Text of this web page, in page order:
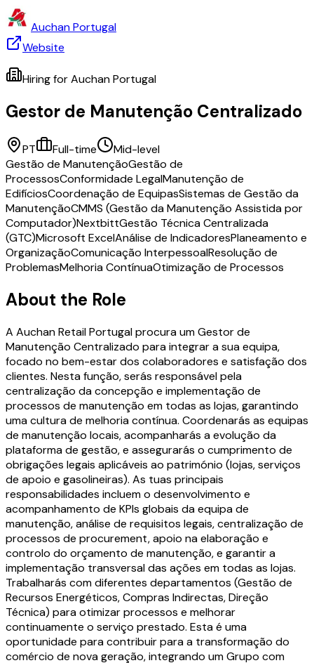
Auchan Portugal
Website
Hiring forAuchan Portugal
Gestor de Manutenção Centralizado
PT Full-time
Mid-level
Gestão de ManutençãoGestão de
ProcessosConformidade LegalManutenção de
EdifíciosCoordenação de EquipasSistemas de Gestão da
ManutençãoCMMS (Gestão da Manutenção Assistida por
Computador)NextbittGestão Técnica Centralizada
(GTC)Microsoft ExcelAnálise de IndicadoresPlaneamento e
OrganizaçãoComunicação InterpessoalResolução de
ProblemasMelhoria ContínuaOtimização de Processos
About the Role
A Auchan Retail Portugal procura um Gestor de
Manutenção Centralizado para integrar a sua equipa,
focado no bem-estar dos colaboradores e satisfação dos
clientes. Nesta função, serás responsável pela
centralização da concepção e implementação de
processos de manutenção em todas as lojas, garantindo
uma cultura de melhoria contínua. Coordenarás as equipas
de manutenção locais, acompanharás a evolução da
plataforma de gestão, e assegurarás o cumprimento de
obrigações legais aplicáveis ao património (lojas, serviços
de apoio e gasolineiras). As tuas principais
responsabilidades incluem o desenvolvimento e
acompanhamento de KPIs globais da equipa de
manutenção, análise de requisitos legais, centralização de
processos de procurement, apoio na elaboração e
controlo do orçamento de manutenção, e garantir a
implementação transversal das ações em todas as lojas.
Trabalharás com diferentes departamentos (Gestão de
Recursos Energéticos, Compras Indirectas, Direção
Técnica) para otimizar processos e melhorar
continuamente o serviço prestado. Esta é uma
oportunidade para contribuir para a transformação do
comércio de nova geração, integrando um Grupo com